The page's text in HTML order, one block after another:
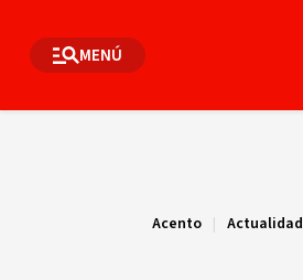
MENÚ
Acento | Actualidad